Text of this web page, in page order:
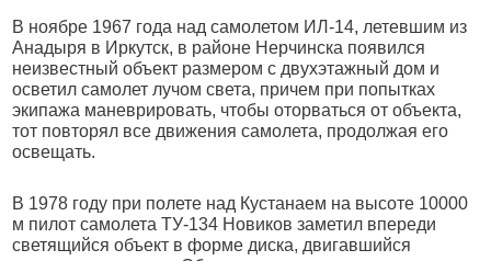
В ноябре 1967 года над самолетом ИЛ-14, летевшим из
Анадыря в Иркутск, в районе Нерчинска появился
неизвестный объект размером с двухэтажный дом и
осветил самолет лучом света, причем при попытках
экипажа маневрировать, чтобы оторваться от объекта,
тот повторял все движения самолета, продолжая его
освещать.
В 1978 году при полете над Кустанаем на высоте 10000
м пилот самолета ТУ-134 Новиков заметил впереди
светящийся объект в форме диска, двигавшийся